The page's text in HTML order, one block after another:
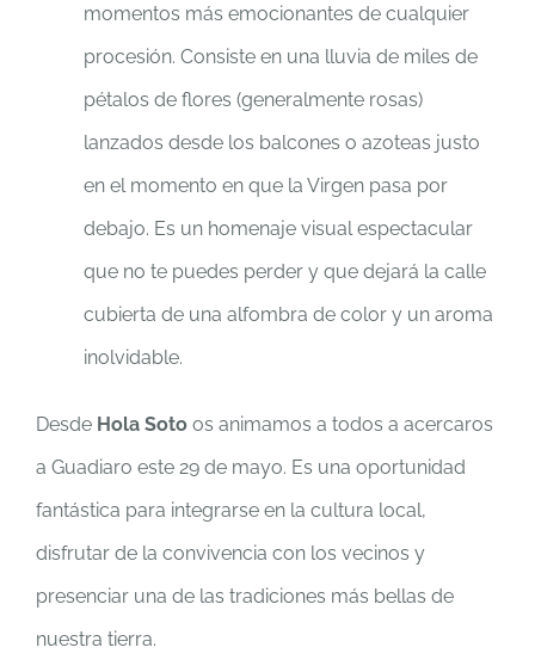
momentos más emocionantes de cualquier
procesión. Consiste en una lluvia de miles de
pétalos de flores (generalmente rosas)
lanzados desde los balcones o azoteas justo
en el momento en que la Virgen pasa por
debajo. Es un homenaje visual espectacular
que no te puedes perder y que dejará la calle
cubierta de una alfombra de color y un aroma
inolvidable.
Desde Hola Soto os animamos a todos a acercaros
a Guadiaro este 29 de mayo. Es una oportunidad
fantástica para integrarse en la cultura local,
disfrutar de la convivencia con los vecinos y
presenciar una de las tradiciones más bellas de
nuestra tierra.